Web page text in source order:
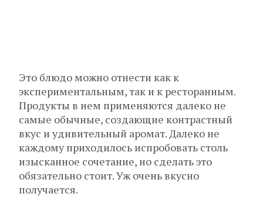
Это блюдо можно отнести как к
экспериментальным, так и к ресторанным.
Продукты в нем применяются далеко не
самые обычные, создающие контрастный
вкус и удивительный аромат. Далеко не
каждому приходилось испробовать столь
изысканное сочетание, но сделать это
обязательно стоит. Уж очень вкусно
получается.